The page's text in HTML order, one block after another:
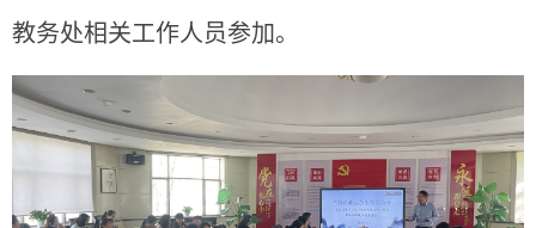
教务处相关工作人员参加。